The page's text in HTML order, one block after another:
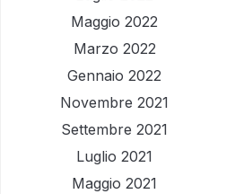
Maggio 2022
Marzo 2022
Gennaio 2022
Novembre 2021
Settembre 2021
Luglio 2021
Maggio 2021